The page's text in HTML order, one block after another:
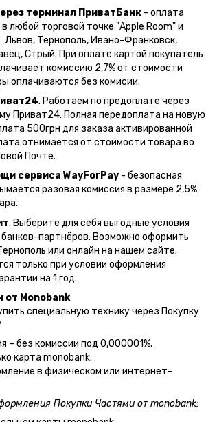
терминал ПриватБанк - оплата
любой торговой точке "Apple Room" и
Тернополь, Ивано-Франковск,
Стрый. При оплате картой покупатель
комиссию 2,7% от стоимости
оплачиваются без комисии.
. Работаем по предоплате через
Приват24. Полная передоплата на новую
500грн для заказа активированной
отнимается от стоимости товара во
Почте.
сервиса WayForPay - безопасная
разовая комиссия в размере 2,5%
. Выберите для себя выгодные условия
партнёров. Возможно оформить
или онлайн на нашем сайте.
только при условии оформления
на 1 год.
от Monobank
специальную технику через Покупку
– без комиссии под 0,000001%.
карта monobank.
в физическом или интернет-
Покупки Частями от monobank: